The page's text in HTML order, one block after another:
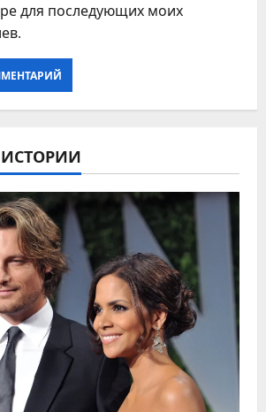
для последующих моих